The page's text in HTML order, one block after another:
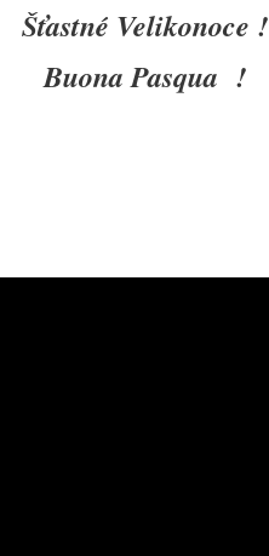
Šťastné Velikonoce !
Buona Pasqua !